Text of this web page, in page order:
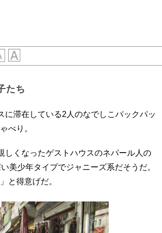
たち
滞在している2人のなでしこバックパッ
べり。
くなったゲストハウスのネパール人の
美少年タイプでジャニーズ系だそうだ。
と得意げだ。